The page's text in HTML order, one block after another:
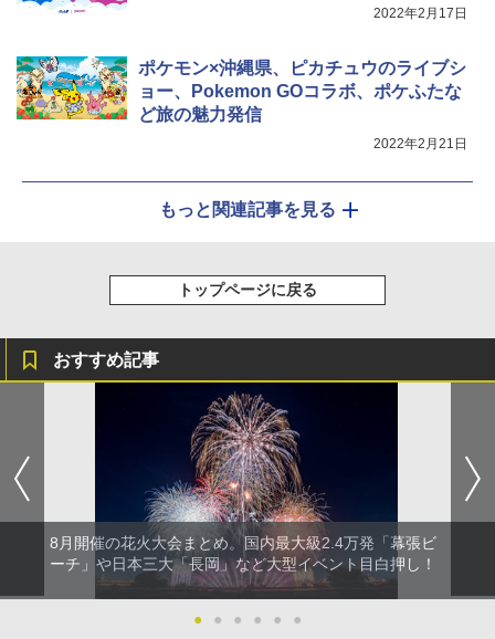
2022年2月17日
ポケモン×沖縄県、ピカチュウのライブシ
ョー、Pokemon GOコラボ、ポケふたな
ど旅の魅力発信
2022年2月21日
もっと関連記事を見る
トップページに戻る
おすすめ記事
8月開催の花火大会まとめ。国内最大級2.4万発「幕張ビ
ーチ」や日本三大「長岡」など大型イベント目白押し！
● ● ● ● ● ●